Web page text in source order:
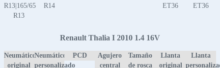
R13|165/65
R13
R14
ET36
ET36
Renault Thalia I 2010 1.4 16V
Neumático
original
Neumático
personalizado
PCD
Agujero
central
Tamaño
de rosca
Llanta
original
Llanta